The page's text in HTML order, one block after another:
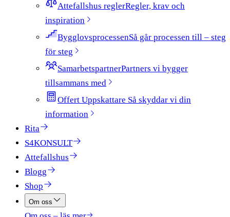
Attefallshus reglerRegler, krav och
inspiration
BygglovsprocessenSå går processen till – steg
för steg
SamarbetspartnerPartners vi bygger
tillsammans med
Offert Uppskattare​​​​‌ ‍ ​‍​‍‌‍ ‌ ​‍‌‍‍‌‌‍‌ ‌‍‍‌‌‍ ‍​‍​‍​ ‍‍​‍​‍‌ ​ ‌‍​‌‌‍ ‍‌‍‍‌‌ ‌​‌ ‍‌​‍ ‍‌‍‍‌‌‍ ​‍​‍​‍ ​​‍​‍‌‍‍​‌ ​‍‌‍‌‌‌‍‌‍​‍​‍​ ‍‍​‍​‍​‍ ‌ ​ ‌ ‌​‌ ‌‌‌‍‌​‌‍‍‌‌‍ ​‍ ‌‍‍‌‌‍ ‍‌ ‌​‌‍‌‌‌‍ ‍‌ ‌​​‍ ‌‍‌‌‌‍‌​‌‍‍‌‌ ‌​​‍ ‌‍ ‌‌‍ ‌‍‌​‌‍‌‌​ ‌‌ ​​‌ ​‍‌‍‌‌‌ ​ ‌‍‌‌‌‍ ‍‌ ‌​‌‍​‌‌ ‌​‌‍‍‌‌‍ ‌‍ ‍​ ‍ ‌‍‍‌‌‍‌​​ ‌‌‍ ‍‌‍​‌‌ ‌‍‌‍‍‌‌‍‌ ‌‍​‌‌ ‌​‌‍‍‌‌‍ ‌‍ ‍‌‌​ ‌‍‌‌‌ ‌​‌ ‌​‌‍‍‌‌‍ ‍‌‍‌ ‌ ​ ​ ‍ ‌ ‌​‌ ‍‌‌ ​​‌‍‌‌​ ‌‌‍ ‍‌‍​‌‌ ‌‍‌‍‍‌‌‍‌ ‌‍​‌‌ ‌​‌‍‍‌‌‍ ‌‍ ‍‌‌​ ‌‍‌‌‌ ‌​‌ ‌​‌‍‍‌‌‍ ‍‌‍‌ ‌ ​ ​ ‍ ‌ ​​‌‍​‌‌ ‌​‌‍‍​​ ‌‌‍ ‌‌‍​‌‌‍‍‌‌‍ ‍‌​ ‌‌‍‌‌‌‍ ‍‌ ‌‌​‍‌‌​ ‌‌‌​​‍‌‌ ‌‍‍ ‌‍‌‌‌ ‍‌​‍‌‌​ ​ ‌​‌​​‍‌‌​ ​ ‌​‌​​‍‌‌​ ​‍​ ​‍‌ ​ ‌‍‌‌‌‍‌‌‌‍‌​​‍ ‌‌ ‍‌​‍‌‌​ ​‍​ ​‍​‍‌‌​ ‌‌‌​‌​​‍ ‍‌‍​ ‌‍‍​‌‍‍‌‌‍ ​‌‍‌​‌ ​‍‌‍‌‌‌‍ ‍​‍‌‌​ ‌‌‌​​‍‌‌ ‌‍‍ ‌‍‌‌‌ ‍‌​‍‌‌​ ​ ‌​‌​​‍‌‌​ ​ ‌​‌​​‍‌‌​ ​‍​ ​‍‌‍‌‍​ ​​‌‍‌​​ ‌‌​ ‌ ​ ‌‌‌‍​‌​ ​ ‌‍​‍​ ‌​‌‍​ ‌‍‌‌​‍‌‌​ ​‍​ ​‍​‍‌‌​ ‌‌‌​‌​​‍ ‍‌‍ ​‌‍‍‌‌‍ ‍‌‍‍ ​‍ ‍‌‍ ​‌‍​‌‌‍​‍‌‍‌‌‌‍ ​​ ‌‍​‍‌‍​‌‌ ​ ‌‍‌‌‌‌‌‌‌ ​‍‌‍ ​​ ‌​‍‌‌​ ​‍‌​‌‍‌ ​ ‌ ‌​‌ ‌‌‌‍‌​‌‍‍‌‌‍ ​‍‌‍‌‍‍‌‌‍‌​​ ‌‌‍ ‍‌‍​‌‌ ‌‍‌‍‍‌‌‍‌ ‌‍​‌‌ ‌​‌‍‍‌‌‍ ‌‍ ‍‌‌​ ‌‍‌‌‌ ‌​‌ ‌​‌‍‍‌‌‍ ‍‌‍‌ ‌ ​ ​‍‌‍‌ ‌​‌ ‍‌‌ ​​‌‍‌‌​ ‌‌‍ ‍‌‍​‌‌ ‌‍‌‍‍‌‌‍‌ ‌‍​‌‌ ‌​‌‍‍‌‌‍ ‌‍ ‍‌‌​ ‌‍‌‌‌ ‌​‌ ‌​‌‍‍‌‌‍ ‍‌‍‌ ‌ ​ ​‍‌‍‌ ​​‌‍​‌‌ ‌​‌‍‍​​ ‌‌‍ ‌‌‍​‌‌‍‍‌‌‍ ‍‌​ ‌‌‍‌‌‌‍ ‍‌ ‌‌​‍‌‌​ ‌‌‌​​‍‌‌ ‌‍‍ ‌‍‌‌‌ ‍‌​‍‌‌​ ​ ‌​‌​​‍‌‌​ ​ ‌​‌​​‍‌‌​ ​‍​ ​‍‌ ​ ‌‍‌‌‌‍‌‌‌‍‌​​‍ ‌‌ ‍‌​‍‌‌​ ​‍​ ​‍​‍‌‌​ ‌‌‌​‌​​‍ ‍‌‍​ ‌‍‍​‌‍‍‌‌‍ ​‌‍‌​‌ ​‍‌‍‌‌‌‍ ‍​‍‌‌​ ‌‌‌​​‍‌‌ ‌‍‍ ‌‍‌‌‌ ‍‌​‍‌‌​ ​ ‌​‌​​‍‌‌​ ​ ‌​‌​​‍‌‌​ ​‍​ ​‍‌‍‌‍​ ​​‌‍‌​​ ‌‌​ ‌ ​ ‌‌‌‍​‌​ ​ ‌‍​‍​ ‌​‌‍​ ‌‍‌‌​‍‌‌​ ​‍​ ​‍​‍‌‌​ ‌‌‌​‌​​‍ ‍‌‍ ​‌‍‍‌‌‍ ‍‌‍‍ ​‍ ‍‌‍ ​‌‍​‌‌‍​‍‌‍‌‌‌‍ ​​‍‌‍‌ ​​‌‍‌‌‌ ​‍‌ ​ ‌ ​​‌‍‌‌‌‍​ ‌ ‌​‌‍‍‌‌ ‌‍‌‍‌‌​ ‌‌ ​​‌ ‌‌‌‍​‍‌‍ ​‌‍‍‌‌ ​ ‌‍‍​‌‍‌‌‌‍‌​​‍​‍‌ ‌ ‍ ​‍​‍‌‍ ‌ ​‍‌‍‍‌‌‍‌ ‌‍‍‌‌‍ ‍​‍​‍​ ‍‍​‍​‍‌ ​ ‌‍​‌‌‍ ‍‌‍‍‌‌ ‌​‌ ‍‌​‍ ‍‌‍‍‌‌‍ ​‍​‍​‍ ​​‍​‍‌‍‍​‌ ​‍‌‍‌‌‌‍‌‍​‍​‍​ ‍‍​‍​‍​‍ ‌ ​ ‌ ‌​‌ ‌‌‌‍‌​‌‍‍‌‌‍ ​‍ ‌‍‍‌‌‍ ‍‌ ‌​‌‍‌‌‌‍ ‍‌ ‌​​‍ ‌‍‌‌‌‍‌​‌‍‍‌‌ ‌​​‍ ‌‍ ‌‌‍ ‌‍‌​‌‍‌‌​ ‌‌ ​​‌ ​‍‌‍‌‌‌ ​ ‌‍‌‌‌‍ ‍‌ ‌​‌‍​‌‌ ‌​‌‍‍‌‌‍ ‌‍ ‍​ ‍ ‌‍‍‌‌‍‌​​ ‌‌‍ ‍‌‍​‌‌ ‌‍‌‍‍‌‌‍‌ ‌‍​‌‌ ‌​‌‍‍‌‌‍ ‌‍ ‍‌‌​ ‌‍‌‌‌ ‌​‌ ‌​‌‍‍‌‌‍ ‍‌‍‌ ‌ ​ ​ ‍ ‌ ‌​‌ ‍‌‌ ​​‌‍‌‌​ ‌‌‍ ‍‌‍​‌‌ ‌‍‌‍‍‌‌‍‌ ‌‍​‌‌ ‌​‌‍‍‌‌‍ ‌‍ ‍‌‌​ ‌‍‌‌‌ ‌​‌ ‌​‌‍‍‌‌‍ ‍‌‍‌ ‌ ​ ​ ‍ ‌ ​​‌‍​‌‌ ‌​‌‍‍​​ ‌‌‍ ‌‌‍​‌‌‍‍‌‌‍ ‍‌​ ‌‌‍‌‌‌‍ ‍‌ ‌‌​‍‌‌​ ‌‌‌​​‍‌‌ ‌‍‍ ‌‍‌‌‌ ‍‌​‍‌‌​ ​ ‌​‌​​‍‌‌​ ​ ‌​‌​​‍‌‌​ ​‍​ ​‍‌ ​ ‌‍‌‌‌‍‌‌‌‍‌​​‍ ‌‌ ‍‌​‍‌‌​ ​‍​ ​‍​‍‌‌​ ‌‌‌​‌​​‍ ‍‌‍​ ‌‍‍​‌‍‍‌‌‍ ​‌‍‌​‌ ​‍‌‍‌‌‌‍ ‍​‍‌‌​ ‌‌‌​​‍‌‌ ‌‍‍ ‌‍‌‌‌ ‍‌​‍‌‌​ ​ ‌​‌​​‍‌‌​ ​ ‌​‌​​‍‌‌​ ​‍​ ​‍‌‍‌‍​ ​​‌‍‌​​ ‌‌​ ‌ ​ ‌‌‌‍​‌​ ​ ‌‍​‍​ ‌​‌‍​ ‌‍‌‌​‍‌‌​ ​‍​ ​‍​‍‌‌​ ‌‌‌​‌​​‍ ‍‌‍‌​‌‍‌‌‌ ​ ‌‍​ ‌ ​‍‌‍‍‌‌ ​​‌ ‌​‌‍‍‌‌‍ ‌‍ ‍​ ‌‍​‍‌‍​‌‌ ​ ‌‍‌‌‌‌‌‌‌ ​‍‌‍ ​​ ‌​‍‌‌​ ​‍‌​‌‍‌ ​ ‌ ‌​‌ ‌‌‌‍‌​‌‍‍‌‌‍ ​‍‌‍‌‍‍‌‌‍‌​​ ‌‌‍ ‍‌‍​‌‌ ‌‍‌‍‍‌‌‍‌ ‌‍​‌‌ ‌​‌‍‍‌‌‍ ‌‍ ‍‌‌​ ‌‍‌‌‌ ‌​‌ ‌​‌‍‍‌‌‍ ‍‌‍‌ ‌ ​ ​‍‌‍‌ ‌​‌ ‍‌‌ ​​‌‍‌‌​ ‌‌‍ ‍‌‍​‌‌ ‌‍‌‍‍‌‌‍‌ ‌‍​‌‌ ‌​‌‍‍‌‌‍ ‌‍ ‍‌‌​ ‌‍‌‌‌ ‌​‌ ‌​‌‍‍‌‌‍ ‍‌‍‌ ‌ ​ ​‍‌‍‌ ​​‌‍​‌‌ ‌​‌‍‍​​ ‌‌‍ ‌‌‍​‌‌‍‍‌‌‍ ‍‌​ ‌‌‍‌‌‌‍ ‍‌ ‌‌​‍‌‌​ ‌‌‌​​‍‌‌ ‌‍‍ ‌‍‌‌‌ ‍‌​‍‌‌​ ​ ‌​‌​​‍‌‌​ ​ ‌​‌​​‍‌‌​ ​‍​ ​‍‌ ​ ‌‍‌‌‌‍‌‌‌‍‌​​‍ ‌‌ ‍‌​‍‌‌​ ​‍​ ​‍​‍‌‌​ ‌‌‌​‌​​‍ ‍‌‍​ ‌‍‍​‌‍‍‌‌‍ ​‌‍‌​‌ ​‍‌‍‌‌‌‍ ‍​‍‌‌​ ‌‌‌​​‍‌‌ ‌‍‍ ‌‍‌‌‌ ‍‌​‍‌‌​ ​ ‌​‌​​‍‌‌​ ​ ‌​‌​​‍‌‌​ ​‍​ ​‍‌‍‌‍​ ​​‌‍‌​​ ‌‌​ ‌ ​ ‌‌‌‍​‌​ ​ ‌‍​‍​ ‌​‌‍​ ‌‍‌‌​‍‌‌​ ​‍​ ​‍​‍‌‌​ ‌‌‌​‌​​‍ ‍‌‍‌​‌‍‌‌‌ ​ ‌‍​ ‌ ​‍‌‍‍‌‌ ​​‌ ‌​‌‍‍‌‌‍ ‌‍ ‍​‍‌‍‌ ​​‌‍‌‌‌ ​‍‌ ​ ‌ ​​‌‍‌‌‌‍​ ‌ ‌​‌‍‍‌‌ ‌‍‌‍‌‌​ ‌‌ ​​‌ ‌‌‌‍​‍‌‍ ​‌‍‍‌‌ ​ ‌‍‍​‌‍‌‌‌‍‌​​‍​‍‌ ‌ Så skyddar vi din
information​​​​
Rita
S4KONSULT
Attefallshus
Blogg
Shop
Om oss